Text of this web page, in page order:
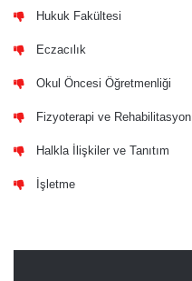
Hukuk Fakültesi
Eczacılık
Okul Öncesi Öğretmenliği
Fizyoterapi ve Rehabilitasyon
Halkla İlişkiler ve Tanıtım
İşletme